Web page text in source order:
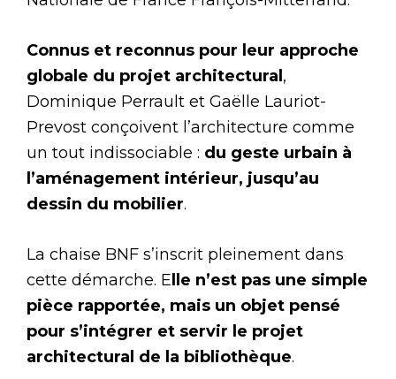
Connus et reconnus pour leur approche
globale du projet architectural ,
Dominique Perrault et Gaëlle Lauriot-
Prevost conçoivent l’architecture comme
un tout indissociable : du geste urbain à
l’aménagement intérieur, jusqu’au
dessin du mobilier.
La chaise BNF s’inscrit pleinement dans
cette démarche. E lle n’est pas une simple
pièce rapportée, mais un objet pensé
pour s’intégrer et servir le projet
architectural de la bibliothèque.